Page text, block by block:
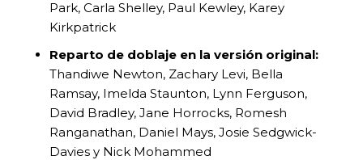
Park, Carla Shelley, Paul Kewley, Karey
Kirkpatrick
Reparto de doblaje en la versión original:
Thandiwe Newton, Zachary Levi, Bella
Ramsay, Imelda Staunton, Lynn Ferguson,
David Bradley, Jane Horrocks, Romesh
Ranganathan, Daniel Mays, Josie Sedgwick-
Davies y Nick Mohammed